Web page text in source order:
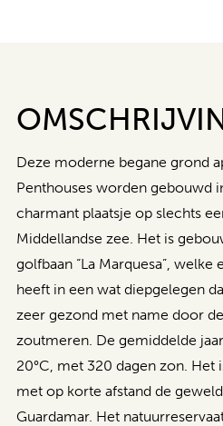
Deze moderne begane grond
Penthouses worden gebouwd
charmant plaatsje op slechts
Middellandse zee. Het is
golfbaan “La Marquesa”,
heeft in een wat diepgelegen
zeer gezond met name door
zoutmeren. De gemiddelde
20°C, met 320 dagen zon. Het
met op korte afstand de
Guardamar. Het